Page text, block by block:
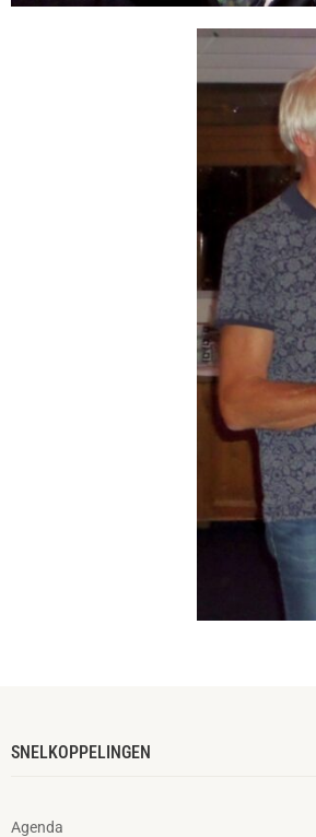
SNELKOPPELINGEN
Agenda